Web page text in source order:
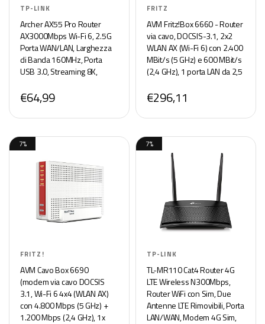
TP-LINK
Archer AX55 Pro Router
AX3000Mbps Wi-Fi 6, 2.5G
Porta WAN/LAN, Larghezza
di Banda 160MHz, Porta
USB 3.0, Streaming 8K,
Server VPN, HomeShield,
MU-MIMO, OFDMA
€64,99
FRITZ
AVM Fritz!Box 6660 - Router
via cavo, DOCSIS-3.1, 2x2
WLAN AX (Wi-Fi 6) con 2.400
MBit/s (5 GHz) e 600 MBit/s
(2,4 GHz), 1 porta LAN da 2,5
€296,11
FRITZ!
AVM Cavo Box 6690
(modem via cavo DOCSIS
3.1, Wi-Fi 6 4x4 (WLAN AX)
con 4.800 Mbps (5 GHz) +
1.200 Mbps (2,4 GHz), 1x
7%
TP-LINK
TL-MR110 Cat4 Router 4G
LTE Wireless N300Mbps,
Router WiFi con Sim, Due
Antenne LTE Rimovibili, Porta
LAN/WAN, Modem 4G Sim,
7%